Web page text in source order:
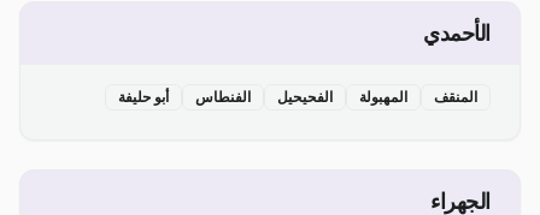
الأحمدي
المنقف المهبولة الفحيحيل الفنطاس أبو حليفة
الجهراء